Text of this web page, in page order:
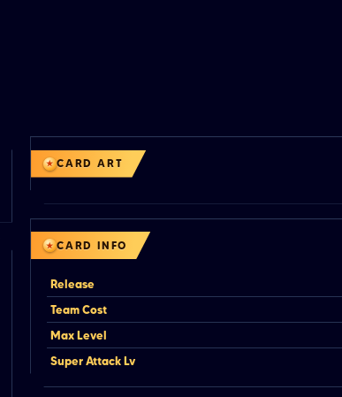
CARD ART
CARD INFO
Release
Team Cost
Max Level
Super Attack Lv